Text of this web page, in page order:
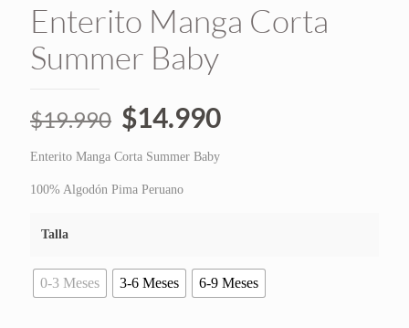
Enterito Manga Corta
Summer Baby
$19.990 El
precio
original
era:
$14.990El
Enterito Manga Corta Summer Baby
100% Algodón Pima Peruano
Talla
0-3 Meses 3-6 Meses 6-9 Meses